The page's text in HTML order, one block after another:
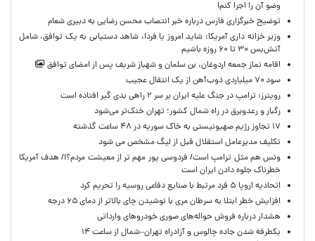
وضو آن را اجرا کنم!
توضیح خبرگزاری فارس درباره خبر انتصاب محسن رضایی به دبیری شعام
وزیر خزانه داری آمریکا: شاید امروز یا فردا، شاهد دستیابی به یک توافق، شامل
آتش‌بس ۳۰ تا ۶۰ روزه باشیم
اقامه نماز جمعه اردوغان، بن ‌سلمان و شهباز شریف پس از امضای توافق
سود ۷۰ میلیاردی ذوب‌آهن از یک انتقال عجیب
رویترز: ترامپ در جنگ علیه ایران بر سر ۲ راهی بدی گیر افتاده است
رگبار و رعدوبرق در راه شمال کشور؛ تهران خنک‌تر می‌شود
۱۷ تجاوز رژیم صهیونیستی به خاک سوریه در ۴۸ ساعت گذشته
تکلیف مدیرعامل استقلال قبل از لیگ مشخص می شود
ونس هم مثل ترامپ است/ فردوسی پور مهم تر از معیشت مردم؟!/ هدف آمریکا
خطرناک جلوه دادن ایران است
اتحادیه اروپا ۵ فرد مرتبط با صنایع دفاعی روسیه را تحریم کرد
افزایش خطر ابتلا به سرطان مری با نوشیدن چای بالاتر از دمای ۶۵ درجه
هشدار درباره فروش حواله‌های صوری خودروهای وارداتی
یکطرفه شدن جاده چالوس و آزادراه تهران–شمال از ساعت ۱۴